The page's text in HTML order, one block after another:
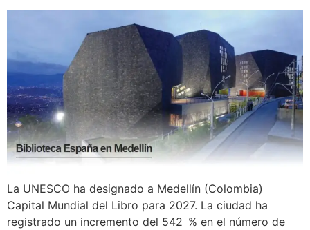
La UNESCO ha designado a Medellín (Colombia)
Capital Mundial del Libro para 2027. La ciudad ha
registrado un incremento del 542 % en el número de